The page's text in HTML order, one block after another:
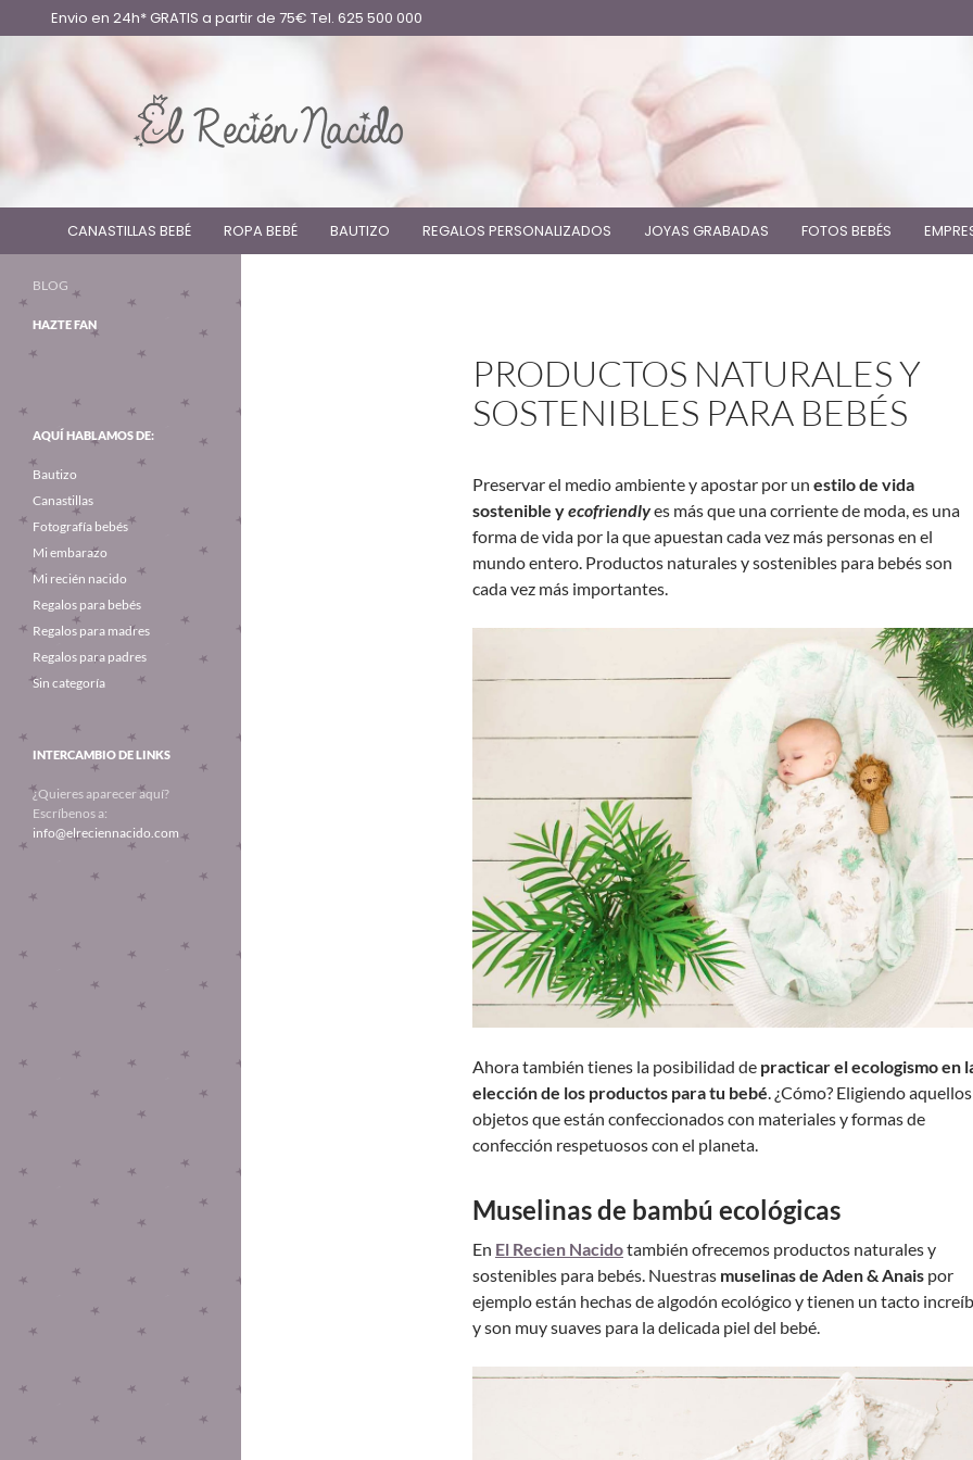
Envio en 24h* GRATIS a partir de 75€ Tel. 625 500 000
CANASTILLAS BEBÉ ROPA BEBÉ BAUTIZO REGALOS PERSONALIZADOS JOYAS GRABADAS FOTOS BEBÉS
PRODUCTOS NATURALES Y
SOSTENIBLES PARA BEBÉS
Preservar el medio ambiente y apostar por un estilo de vida
sostenible yecofriendlyes más que una corriente de moda, es una
forma de vida por la que apuestan cada vez más personas en el
mundo entero. Productos naturales y sostenibles para bebés son
cada vez más importantes.
Ahora también tienes la posibilidad de practicar el ecologismo en
elección de los productos para tu bebé. ¿Cómo? Eligiendo aquellos
objetos que están confeccionados con materiales y formas de
confección respetuosos con el planeta.
Muselinas de bambú ecológicas
En El Recien Nacidotambién ofrecemos productos naturales y
sostenibles para bebés. Nuestras muselinas de Aden & Anais por
ejemplo están hechas de algodón ecológico y tienen un tacto
y son muy suaves para la delicada piel del bebé.
BLOG
HAZTE FAN
AQUÍ HABLAMOS DE:
Bautizo
Canastillas
Fotografía bebés
Mi embarazo
Mi recién nacido
Regalos para bebés
Regalos para madres
Regalos para padres
Sin categoría
INTERCAMBIO DE LINKS
¿Quieres aparecer aquí?
Escríbenos a:
info@elreciennacido.com